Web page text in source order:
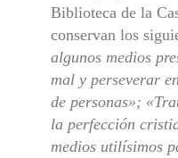
Biblioteca de la
conservan los
algunos medios
mal y perseverar
de personas»;
la perfección
medios utilísimos